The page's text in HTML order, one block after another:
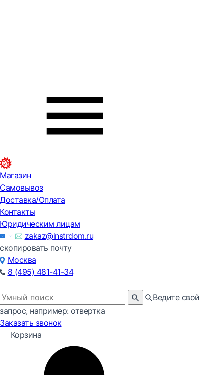
Магазин
Самовывоз
Доставка/Оплата
Контакты
Юридическим лицам
zakaz@instrdom.ru
скопировать почту
Москва
8 (495) 481-41-34
Ведите свой
запрос, например: отвертка
Заказать звонок
Корзина